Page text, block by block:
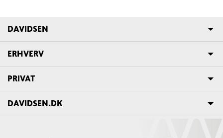
DAVIDSEN
ERHVERV
PRIVAT
DAVIDSEN.DK